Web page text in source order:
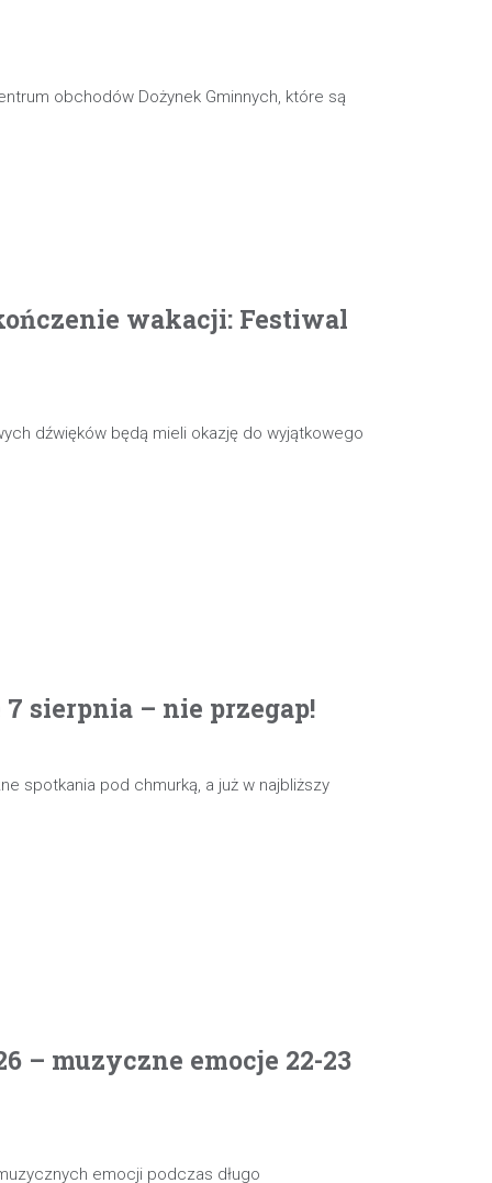
obchodów Dożynek Gminnych, które są
wakacji: Festiwal
dźwięków będą mieli okazję do wyjątkowego
sierpnia – nie przegap!
spotkania pod chmurką, a już w najbliższy
– muzyczne emocje 22-23
emocji podczas długo